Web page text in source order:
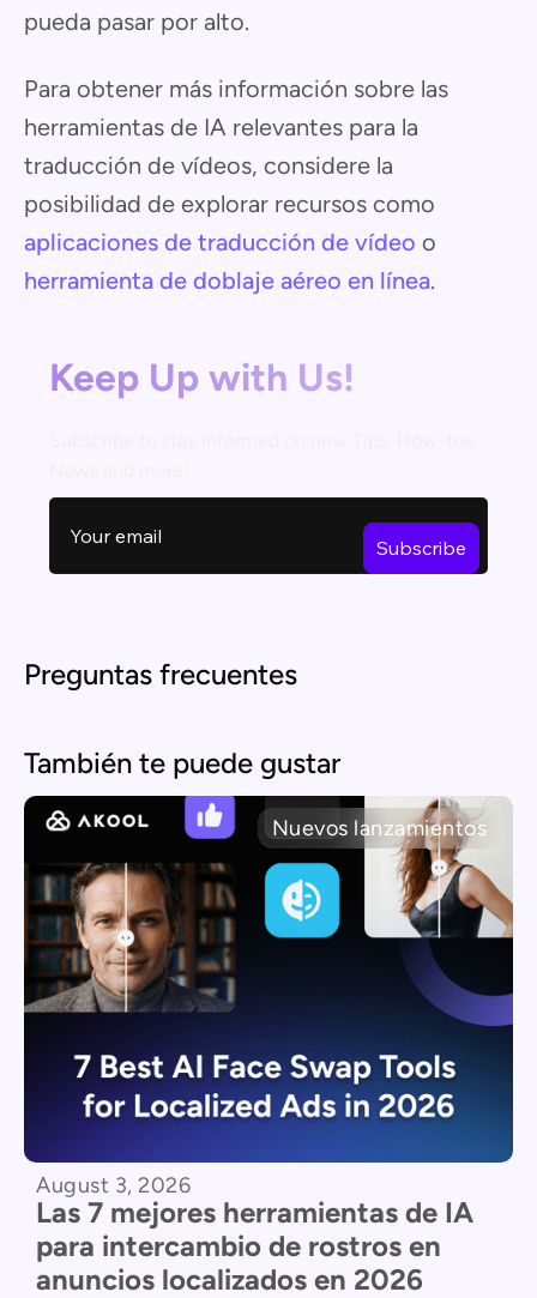
pueda pasar por alto.
Para obtener más información sobre las
herramientas de IA relevantes para la
traducción de vídeos, considere la
posibilidad de explorar recursos como
aplicaciones de traducción de vídeo o
herramienta de doblaje aéreo en línea.
Keep Up with Us!
Preguntas frecuentes
También te puede gustar
Nuevos lanzamientos
August 3, 2026
Las 7 mejores herramientas de IA
para intercambio de rostros en
anuncios localizados en 2026